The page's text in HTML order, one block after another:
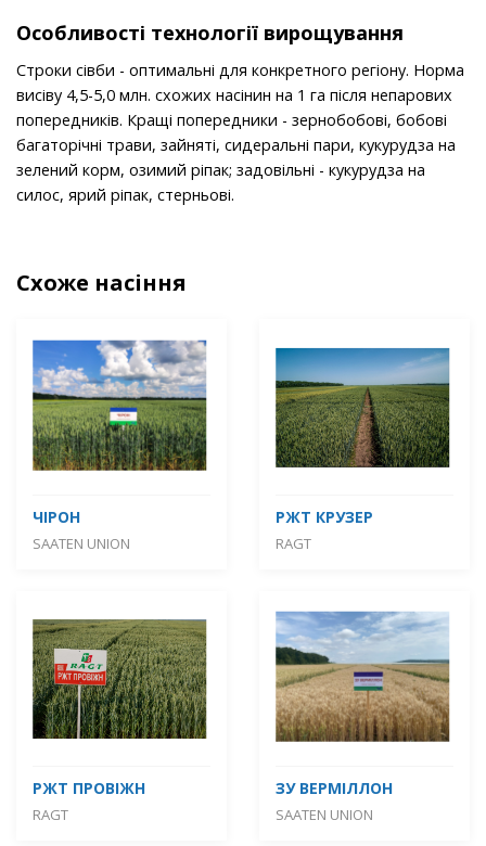
Особливості технології вирощування
Строки сівби - оптимальні для конкретного регіону. Норма
висіву 4,5-5,0 млн. схожих насінин на 1 га після непарових
попередників. Кращі попередники - зернобобові, бобові
багаторічні трави, зайняті, сидеральні пари, кукурудза на
зелений корм, озимий ріпак; задовільні - кукурудза на
силос, ярий ріпак, стерньові.
Схоже насіння
ЧІРОН
SAATEN UNION
РЖТ КРУЗЕР
RAGT
РЖТ ПРОВІЖН
RAGT
ЗУ ВЕРМІЛЛОН
SAATEN UNION